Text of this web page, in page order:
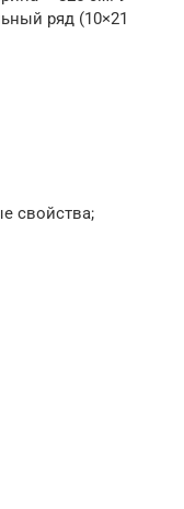
ряд (10×21
свойства;